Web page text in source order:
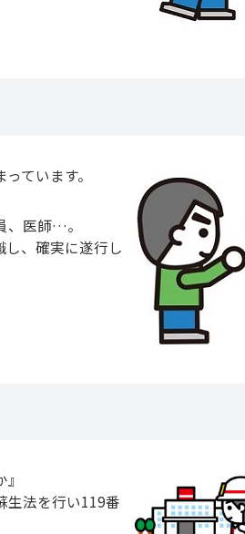
ています。
、医師…。
、確実に遂行し
生法を行い119番